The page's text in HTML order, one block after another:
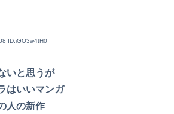
ID:iGO3w4tH0
いと思うが
はいいマンガ
人の新作